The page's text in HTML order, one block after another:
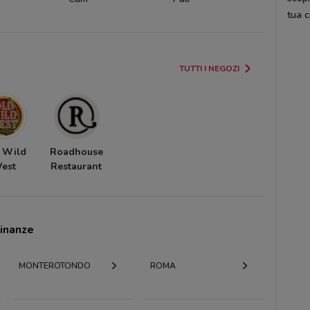
TUTTI I NEGOZI
Wild
Roadhouse
Restaurant
MONTEROTONDO ROMA
tua